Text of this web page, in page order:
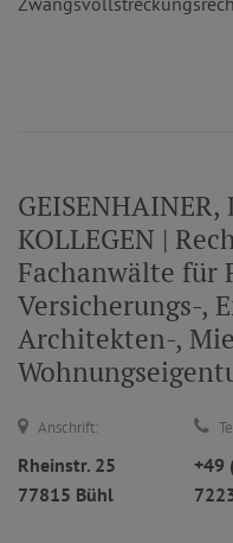
KOLLEGEN |
Fachanwälte für
Versicherungs-,
Architekten-,
Anschrift:
Rheinstr. 25
77815 Bühl
+49